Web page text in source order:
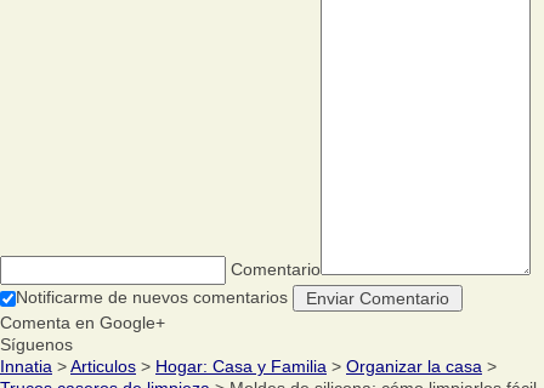
Comentario
Notificarme de nuevos comentarios
Comenta en Google+
Síguenos
Innatia >Articulos > Hogar: Casa y Familia > Organizar la casa >